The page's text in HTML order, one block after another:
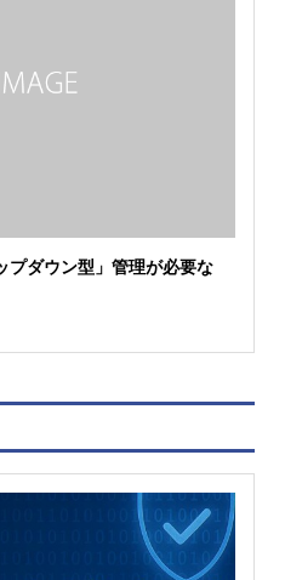
プダウン型」管理が必要な